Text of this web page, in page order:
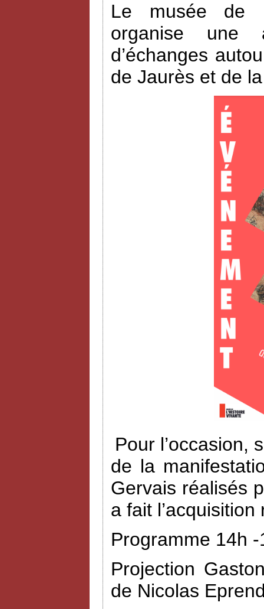
Le musée de
organise une
d’échanges
de Jaurès et de
Pour l’occasion,
de la
Gervais réalisés
a fait
Programme 14h
Projection
de Nicolas